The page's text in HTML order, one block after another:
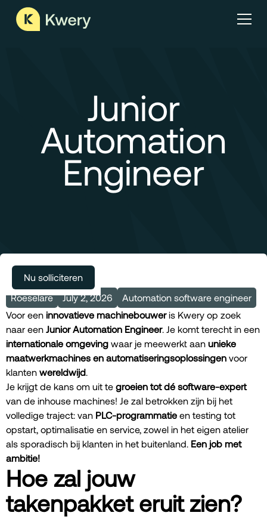
Junior
Automation
Engineer
Meer vacatures
Roeselare July 2, 2026
Automation software engineer
Voor een innovatieve machinebouweris Kwery op zoek
naar een Junior Automation Engineer. Je komt terecht in een
internationale omgeving waar je meewerkt aan unieke
maatwerkmachines en automatiseringsoplossingen voor
klanten wereldwijd.
Je krijgt de kans om uit te groeien tot dé software-expert
van de inhouse machines! Je zal betrokken zijn bij het
volledige traject: van PLC-programmatie en testing tot
opstart, optimalisatie en service, zowel in het eigen atelier
als sporadisch bij klanten in het buitenland. Een job met
ambitie!
Hoe zal jouw
takenpakket eruit zien?
Nu solliciteren